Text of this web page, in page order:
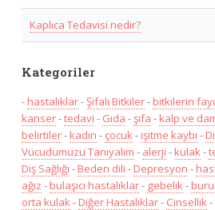
Kaplıca Tedavisi nedir?
Kategoriler
-hastalıklar-Şifalı Bitkiler-bitkilerin
kanser-tedavi - Gıda -şifa -kalp ve
belirtiler-kadın - çocuk-işitme kaybı -
Vücudumuzu Tanıyalım - alerji -kulak-
Diş Sağlığı -Beden dili -Depresyon -
ağız -bulaşıcı hastalıklar- gebelik-
orta kulak-Diğer Hastalıklar- Cinsellik-